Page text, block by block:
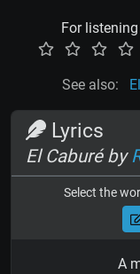
For listening
See also:
Lyrics
El Caburé by
Select the
A